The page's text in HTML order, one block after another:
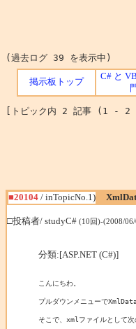
(過去ログ 39 を表示中)
掲示板トップ
C# と
[トピック内 2 記事 (1 -
■20104 / inTopicNo.1)
□投稿者/ studyC# (10回)-(2008/
分類:[ASP.NET (C#)]
こんにちわ。
プルダウンメニューで
そこで、xmlファイルとして次